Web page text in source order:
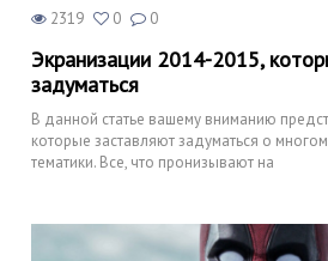
2319 0 0
Экранизации 2014-2015,
задуматься
В данной статье вашему вниманию
которые заставляют задуматься о
тематики. Все, что пронизывают на